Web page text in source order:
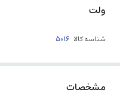
ولت
شناسه کالا 5016
مشخصات